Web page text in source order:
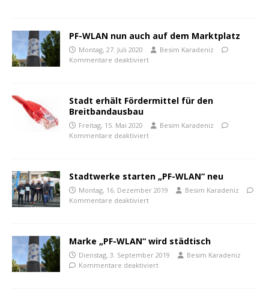
PF-WLAN nun auch auf dem Marktplatz
Montag, 27. Juli 2020
Besim Karadeniz
Kommentare deaktiviert
Stadt erhält Fördermittel für den
Breitbandausbau
Freitag, 15. Mai 2020
Besim Karadeniz
Kommentare deaktiviert
Stadtwerke starten „PF-WLAN“ neu
Montag, 16. Dezember 2019
Besim Karadeniz
Kommentare deaktiviert
Marke „PF-WLAN“ wird städtisch
Dienstag, 3. September 2019
Besim Karadeniz
Kommentare deaktiviert